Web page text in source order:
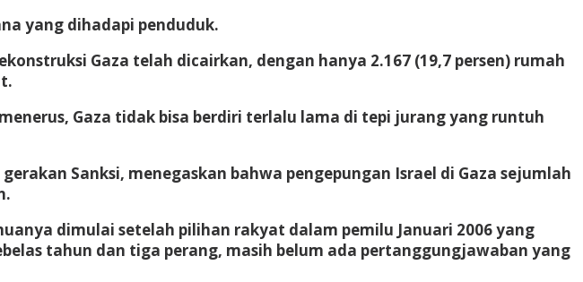
yang dihadapi penduduk.
Gaza telah dicairkan, dengan hanya 2.167 (19,7 persen) rumah
Gaza tidak bisa berdiri terlalu lama di tepi jurang yang runtuh
Sanksi, menegaskan bahwa pengepungan Israel di Gaza sejumlah
dimulai setelah pilihan rakyat dalam pemilu Januari 2006 yang
tahun dan tiga perang, masih belum ada pertanggungjawaban yang